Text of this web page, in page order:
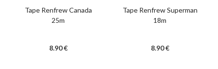
Tape Renfrew Canada
25m
8.90 €
Tape Renfrew Superman
18m
8.90 €